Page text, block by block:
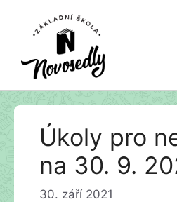
Přeskočit
Úkoly pro
na 30. 9.
30. září 2021